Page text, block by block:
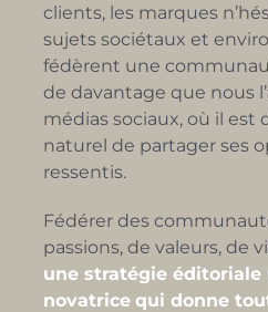
clients, les marques
sujets sociétaux et
fédèrent une
de davantage que nous
médias sociaux, où il est
naturel de partager ses
ressentis.
Fédérer des
passions, de valeurs, de
une stratégie éditoriale
novatrice qui donne